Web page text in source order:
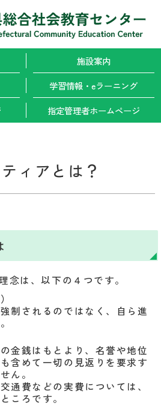
施設案内
学習情報・ eラーニング
指定管理者ホームページ
ィアとは？
念は、以下の４つです。
制されるのではなく、自ら進
金銭はもとより、名誉や地位
含めて一切の見返りを要求す
ん。
通費などの実費については、
ころです。